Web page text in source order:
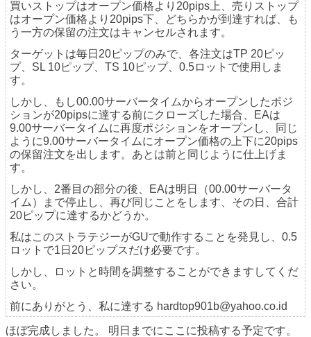
買いストップはオープン価格より20pips上、売りストップ
はオープン価格より20pips下、どちらかが到達すれば、も
う一方の保留の注文はキャンセルされます。
ターゲットは毎日20ピップのみで、各注文はTP 20ピッ
プ、SL 10ピップ、TS 10ピップ、0.5ロットで使用しま
す。
しかし、もし00.00サーバータイムからオープンしたポジ
ションが20pipsに達する前にクローズした場合、EAは
9.00サーバータイムに再度ポジションをオープンし、同じ
ように9.00サーバータイムにオープン価格の上下に20pips
の保留注文を出します。あとは前と同じように仕上げま
す。
しかし、2番目の部分の後、EAは明日（00.00サーバータ
イム）まで停止し、再び同じことをします、その日、合計
20ピップに達するかどうか。
私はこのストラテジーがGUで動作することを発見し、0.5
ロットで1日20ピップスだけ必要です。
しかし、ロットと時間を調整することができますしてくだ
さい。
前にありがとう、私に達する hardtop901b@yahoo.co.id
ほぼ完成しました。 明日までにここに投稿する予定です。